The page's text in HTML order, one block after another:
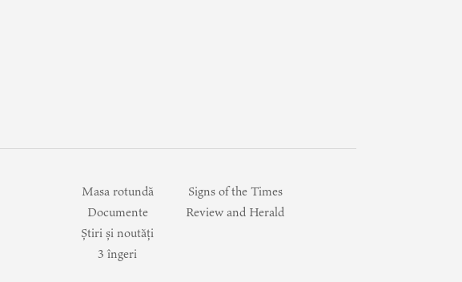
Masa rotundă
Documente
Știri și noutăți
3 îngeri
Signs of the Times
Review and Herald